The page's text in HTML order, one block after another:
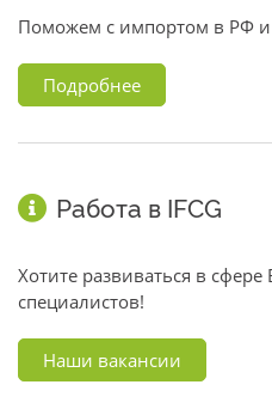
Поможем с импортом в РФ и
Подробнее
Работа в IFCG
Хотите развиваться в
специалистов!
Наши вакансии